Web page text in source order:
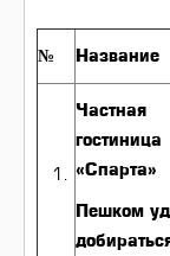
№ Название
Частная
гостиница
«Спарта»
Пешком